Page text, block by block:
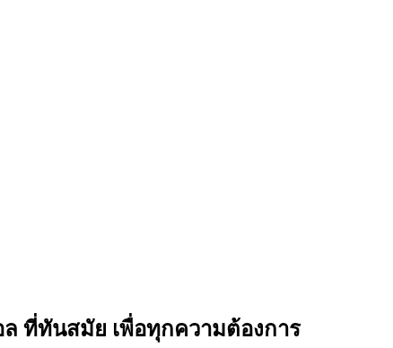
ล ที่ทันสมัย เพื่อทุกความต้องการ